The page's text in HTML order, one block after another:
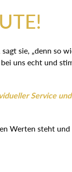
sie, „denn so
uns echt und
Service
Werten steht